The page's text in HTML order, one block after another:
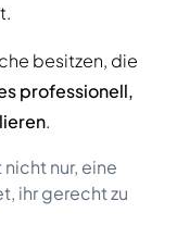
besitzen, die
professionell,
.
nur, eine
ihr gerecht zu